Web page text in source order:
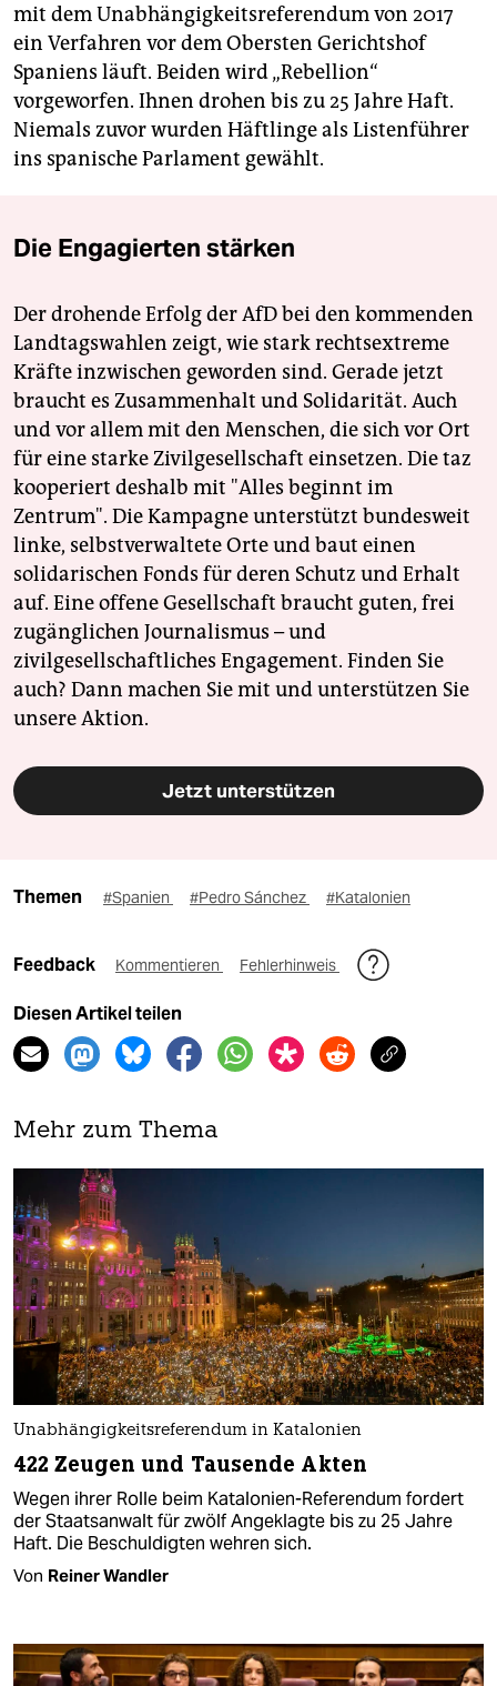
mit dem Unabhängigkeitsreferendum von 2017
ein Verfahren vor dem Obersten Gerichtshof
Spaniens läuft. Beiden wird „Rebellion“
vorgeworfen. Ihnen drohen bis zu 25 Jahre Haft.
Niemals zuvor wurden Häftlinge als Listenführer
ins spanische Parlament gewählt.
Die Engagierten stärken
Der drohende Erfolg der AfD bei den kommenden
Landtagswahlen zeigt, wie stark rechtsextreme
Kräfte inzwischen geworden sind. Gerade jetzt
braucht es Zusammenhalt und Solidarität. Auch
und vor allem mit den Menschen, die sich vor Ort
für eine starke Zivilgesellschaft einsetzen. Die taz
kooperiert deshalb mit "Alles beginnt im
Zentrum". Die Kampagne unterstützt bundesweit
linke, selbstverwaltete Orte und baut einen
solidarischen Fonds für deren Schutz und Erhalt
auf. Eine offene Gesellschaft braucht guten, frei
zugänglichen Journalismus – und
zivilgesellschaftliches Engagement. Finden Sie
auch? Dann machen Sie mit und unterstützen Sie
unsere Aktion.
Jetzt unterstützen
Themen #Spanien #Pedro Sánchez #Katalonien
Feedback Kommentieren Fehlerhinweis
Diesen Artikel teilen
Mehr zum Thema
Unabhängigkeitsreferendum in Katalonien
422 Zeugen und Tausende Akten
Wegen ihrer Rolle beim Katalonien-Referendum fordert
der Staatsanwalt für zwölf Angeklagte bis zu 25 Jahre
Haft. Die Beschuldigten wehren sich.
Von Reiner Wandler